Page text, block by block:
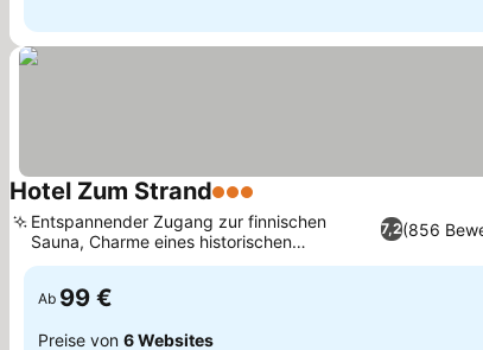
Hotel Zum Strand3 Sterne
7,2(856
Entspannender Zugang zur finnischen
Sauna, Charme eines historischen
Kapitänshauses
Ab 99 €
Preise von 6 Websites